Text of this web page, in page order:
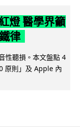
燈 醫學界籲
律
性聽損。本文盤點 4
原則」及 Apple 內